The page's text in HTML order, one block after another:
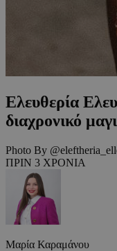
Ελευθερία
διαχρονικό
Photo By
ΠΡΙΝ 3 ΧΡΟΝΙΑ
Μαρία Καραμάνου